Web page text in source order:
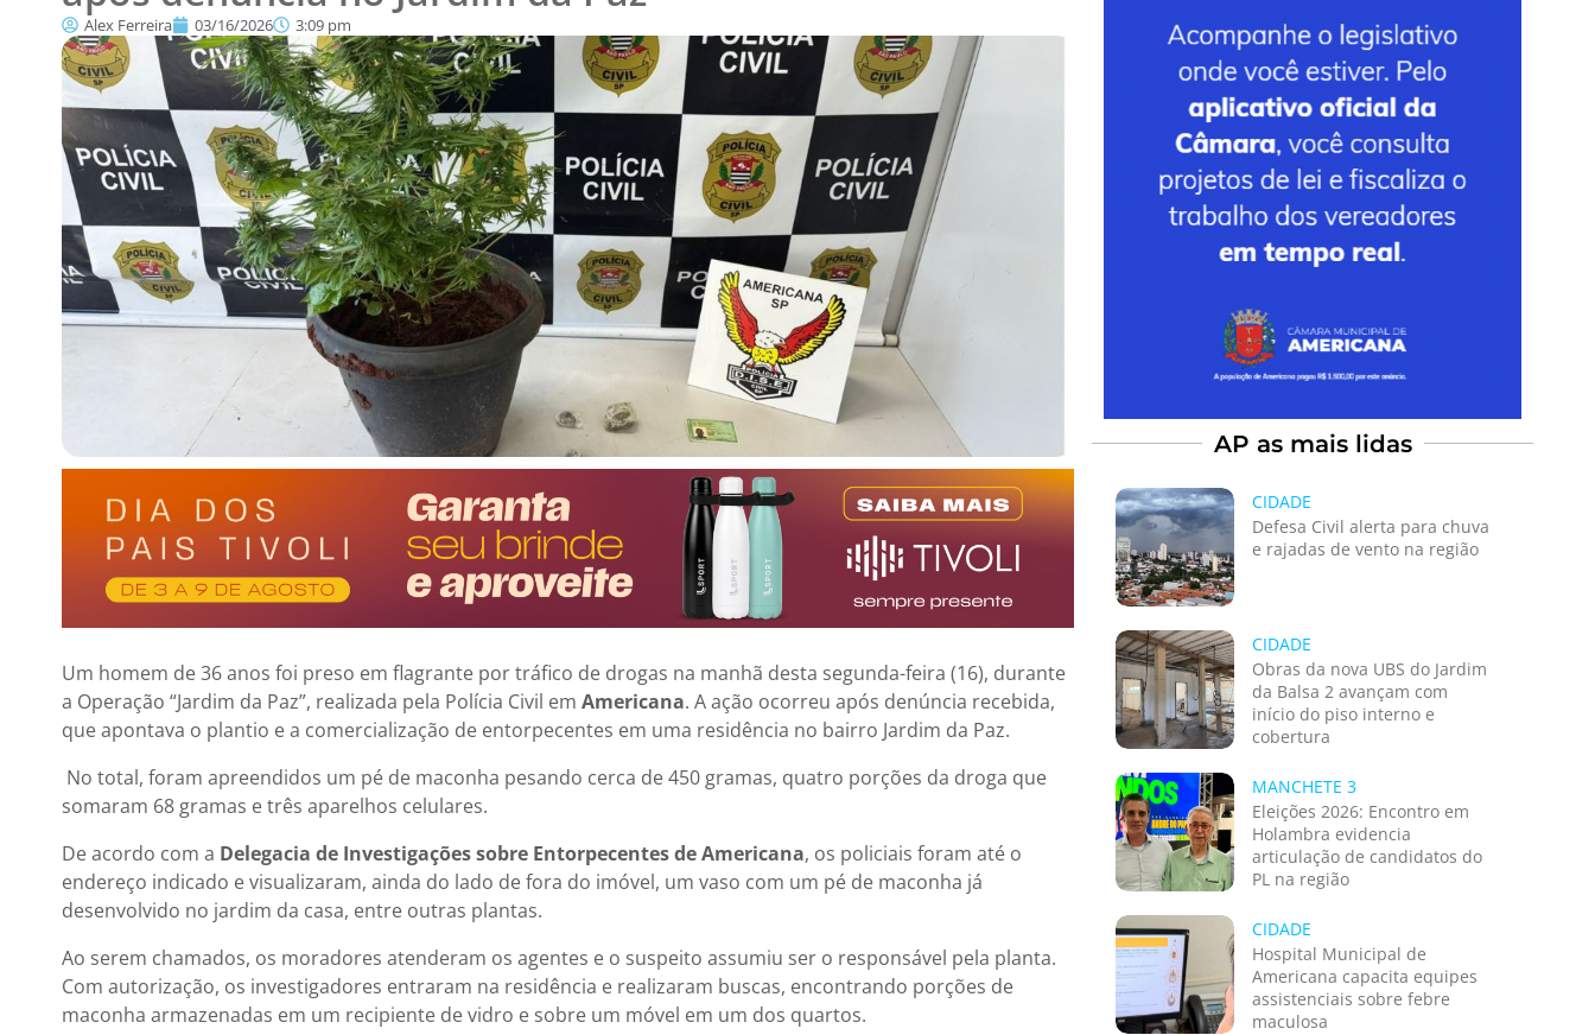
Alex Ferreira 03/16/2026 3:09 pm
Um homem de 36 anos foi preso em flagrante por tráfico de drogas na manhã desta segunda-feira (16), durante
a Operação “Jardim da Paz”, realizada pela Polícia Civil em Americana. A ação ocorreu após denúncia recebida,
que apontava o plantio e a comercialização de entorpecentes em uma residência no bairro Jardim da Paz.
No total, foram apreendidos um pé de maconha pesando cerca de 450 gramas, quatro porções da droga que
somaram 68 gramas e três aparelhos celulares.
De acordo com a Delegacia de Investigações sobre Entorpecentes de Americana, os policiais foram até o
endereço indicado e visualizaram, ainda do lado de fora do imóvel, um vaso com um pé de maconha já
desenvolvido no jardim da casa, entre outras plantas.
Ao serem chamados, os moradores atenderam os agentes e o suspeito assumiu ser o responsável pela planta.
Com autorização, os investigadores entraram na residência e realizaram buscas, encontrando porções de
maconha armazenadas em um recipiente de vidro e sobre um móvel em um dos quartos.
AP as mais lidas
CIDADE
Defesa Civil alerta para chuva
e rajadas de vento na região
CIDADE
Obras da nova UBS do Jardim
da Balsa 2 avançam com
início do piso interno e
cobertura
MANCHETE 3
Eleições 2026: Encontro em
Holambra evidencia
articulação de candidatos do
PL na região
CIDADE
Hospital Municipal de
Americana capacita equipes
assistenciais sobre febre
maculosa